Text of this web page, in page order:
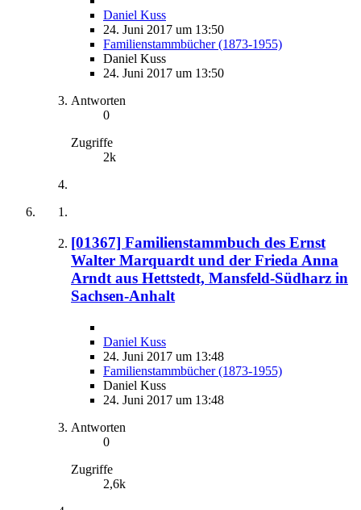
Daniel Kuss
24. Juni 2017 um 13:50
Familienstammbücher (1873-1955)
Daniel Kuss
24. Juni 2017 um 13:50
Antworten
0
Zugriffe
2k
[01367] Familienstammbuch des Ernst
Walter Marquardt und der Frieda Anna
Arndt aus Hettstedt, Mansfeld-Südharz in
Sachsen-Anhalt
Daniel Kuss
24. Juni 2017 um 13:48
Familienstammbücher (1873-1955)
Daniel Kuss
24. Juni 2017 um 13:48
Antworten
0
Zugriffe
2,6k